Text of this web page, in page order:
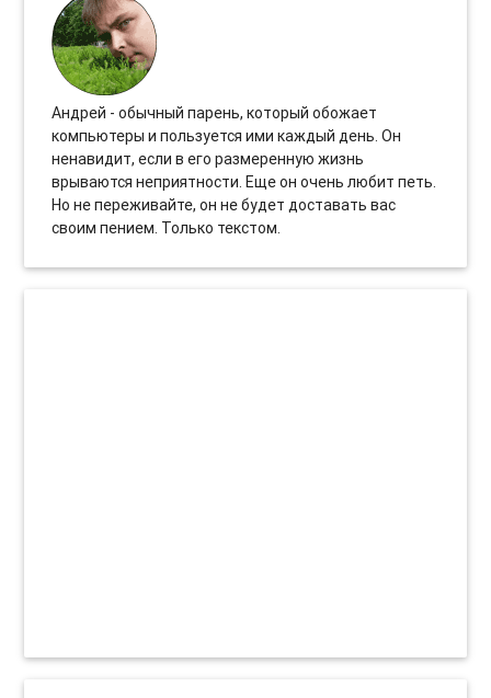
Андрей - обычный парень, который обожает
компьютеры и пользуется ими каждый день. Он
ненавидит, если в его размеренную жизнь
врываются неприятности. Еще он очень любит петь.
Но не переживайте, он не будет доставать вас
своим пением. Только текстом.